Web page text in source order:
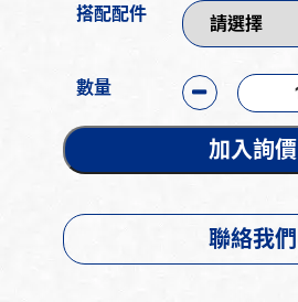
搭配配件
數量
加入詢價
聯絡我們